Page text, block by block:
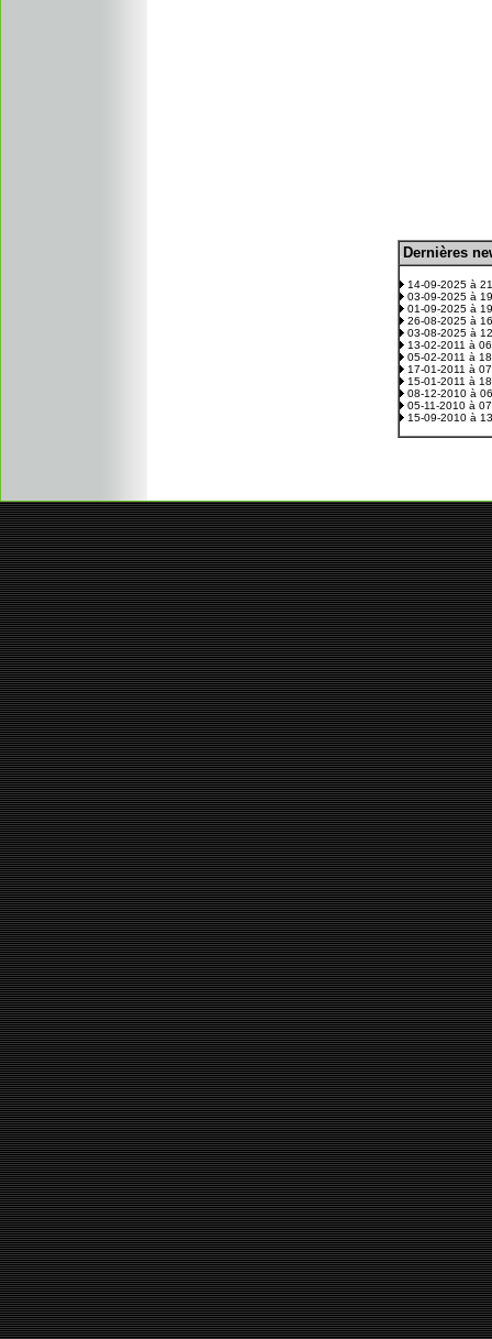
Dernières
14-09-2025 à
03-09-2025 à
01-09-2025 à
26-08-2025 à
03-08-2025 à
13-02-2011 à
05-02-2011 à
17-01-2011 à
15-01-2011 à
08-12-2010 à
05-11-2010 à
15-09-2010 à